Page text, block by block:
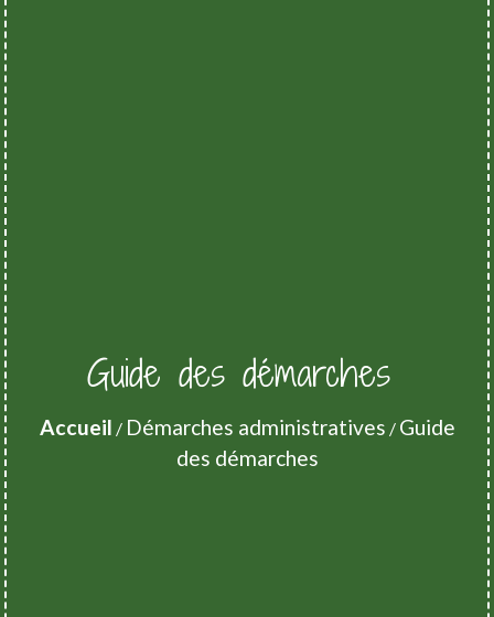
Guide des démarches
Accueil / Démarches administratives / Guide
des démarches